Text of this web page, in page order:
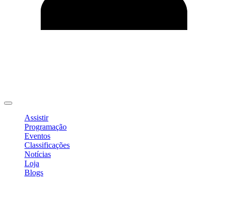
Assistir
Programação
Eventos
Classificações
Notícias
Loja
Blogs